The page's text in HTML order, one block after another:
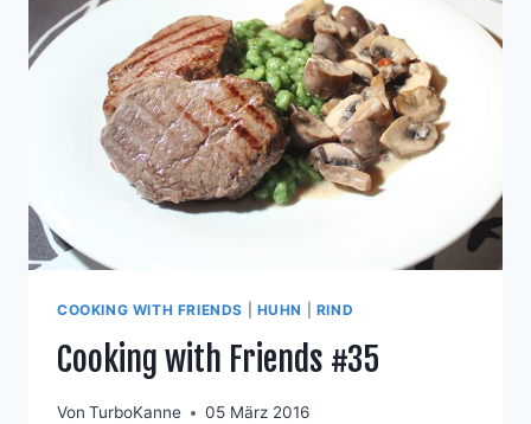
COOKING WITH FRIENDS HUHN RIND
Cooking with Friends #35
Von TurboKanne 05 März 2016